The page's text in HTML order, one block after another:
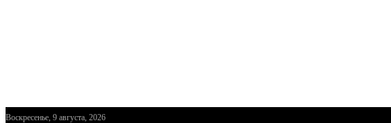
Воскресенье, 9 августа, 2026